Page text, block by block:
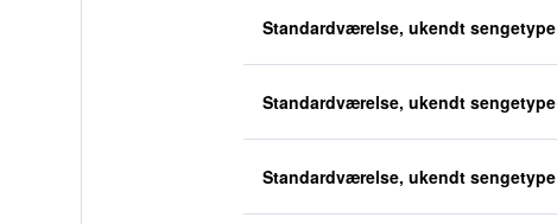
Standardværelse, ukendt sengetype
Standardværelse, ukendt sengetype
Standardværelse, ukendt sengetype